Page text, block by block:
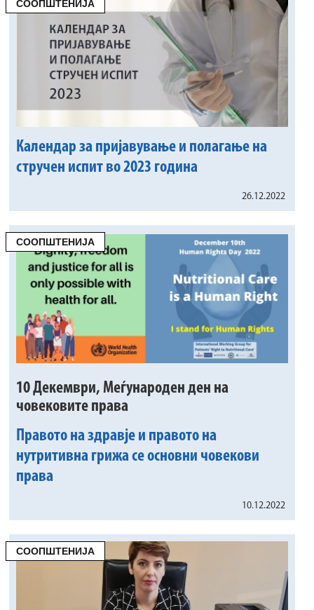
СООПШТЕНИЈА
Календар за пријавување и полагање на
стручен испит во 2023 година
26.12.2022
СООПШТЕНИЈА
10 Декември, Меѓународен ден на
човековите права
Правото на здравје и правото на
нутритивна грижа се основни човекови
права
10.12.2022
СООПШТЕНИЈА